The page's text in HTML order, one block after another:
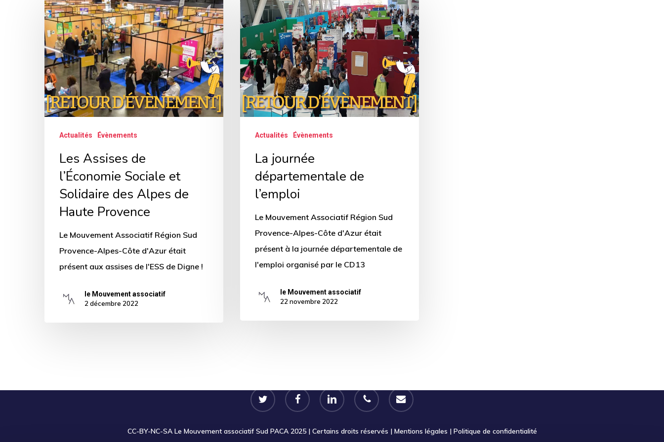
Assises
de
l’Économie
Sociale
et
Solidaire
des
Haute
Provence
Actualités Évènements
Les Assises de
l’Économie Sociale et
Solidaire des Alpes de
Haute Provence
Le Mouvement Associatif Région Sud
Provence-Alpes-Côte d'Azur était
présent aux assises de l'ESS de Digne !
le Mouvement associatif
2 décembre 2022
journée
départementale
de
l’emploi
Actualités Évènements
La journée
départementale de
l’emploi
Le Mouvement Associatif Région Sud
Provence-Alpes-Côte d'Azur était
présent à la journée départementale de
l'emploi organisé par le CD13
le Mouvement associatif
22 novembre 2022
twitter facebook linkedin phone email
CC-BY-NC-SALe Mouvement associatif Sud PACA 2025 | Certains droits réservés | Mentions légales | Politique de confidentialité